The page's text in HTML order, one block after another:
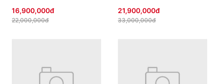
KÍCH THƯỚC / TRỌNG LƯỢNG / MÀU SẮC
Trọng lượng xe
16,900,000đ
22,000,000đ
21,900,000đ
33,000,000đ